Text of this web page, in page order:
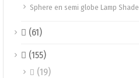
Sphere en semi globe Lamp Shade
 (61)
 (155)
 (19)